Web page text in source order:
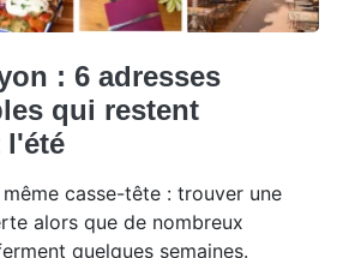
: 6 adresses
qui restent
l'été
casse-tête : trouver une
alors que de nombreux
quelques semaines.